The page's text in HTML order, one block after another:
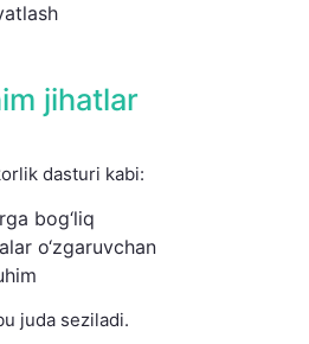
jihatlar
dasturi kabi:
bog‘liq
o‘zgaruvchan
juda seziladi.